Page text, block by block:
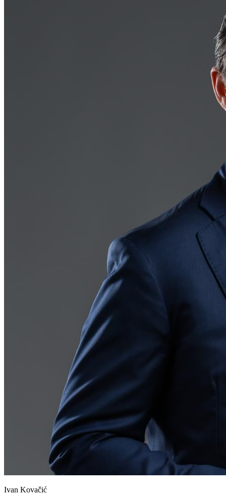
Ivan Kovačić